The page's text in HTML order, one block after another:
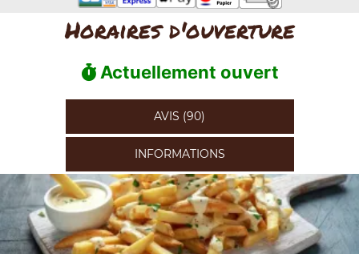
Horaires d'ouverture
Actuellement ouvert
AVIS (90)
INFORMATIONS